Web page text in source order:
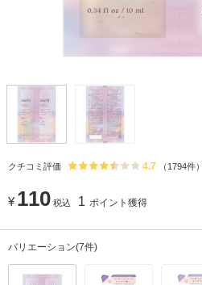
クチコミ評価 4.7 （ 1794件
¥ 110 税込 1 ポイント獲得
バリエーション(7件)